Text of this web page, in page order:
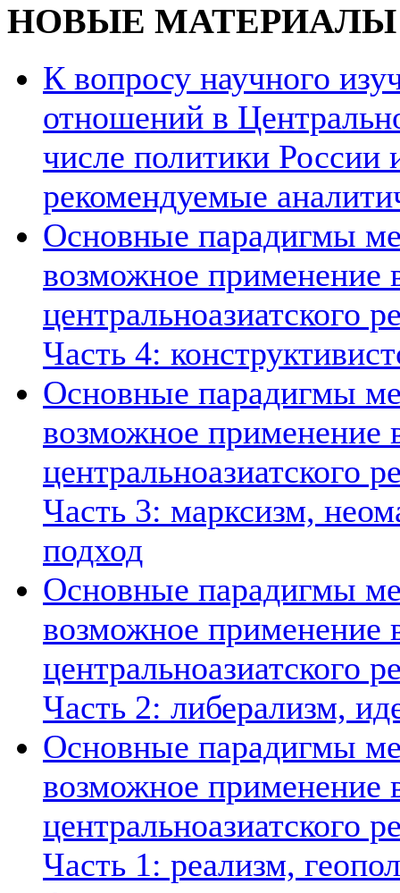
НОВЫЕ МАТЕРИАЛЫ
К вопросу научного
отношений в
числе политики России
рекомендуемые
Основные парадигмы
возможное применение
центральноазиатского
Часть 4:
Основные парадигмы
возможное применение
центральноазиатского
Часть 3: марксизм,
подход
Основные парадигмы
возможное применение
центральноазиатского
Часть 2: либерализм,
Основные парадигмы
возможное применение
центральноазиатского
Часть 1: реализм,